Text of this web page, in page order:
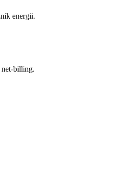
energii.
billing.